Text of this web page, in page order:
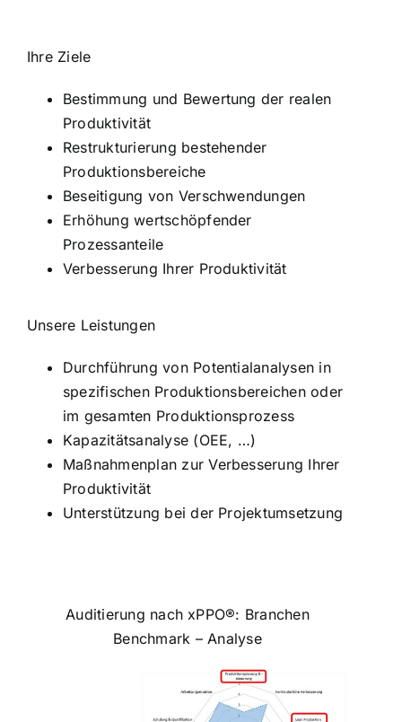
Ihre Ziele
Bestimmung und Bewertung der realen
Produktivität
Restrukturierung bestehender
Produktionsbereiche
Beseitigung von Verschwendungen
Erhöhung wertschöpfender
Prozessanteile
Verbesserung Ihrer Produktivität
Unsere Leistungen
Durchführung von Potentialanalysen in
spezifischen Produktionsbereichen oder
im gesamten Produktionsprozess
Kapazitätsanalyse (OEE, …)
Maßnahmenplan zur Verbesserung Ihrer
Produktivität
Unterstützung bei der Projektumsetzung
Auditierung nach xPPO®: Branchen
Benchmark – Analyse